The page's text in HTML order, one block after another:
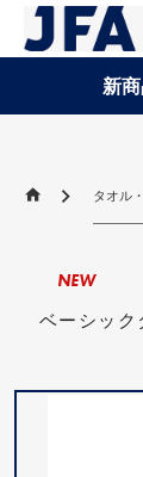
新
タオル
ベーシッ
NEW